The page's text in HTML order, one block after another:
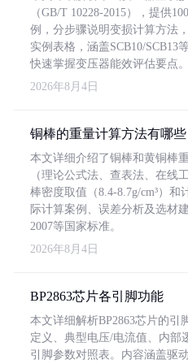
（GB/T 10228-2015），提供
例，分步骤说明变损计算方法
实例表格，涵盖SCB10/SCB13
快速掌握变压器能效评估要点。
2026年8月4日
铜棒的重量计算方法有哪些
本文详细介绍了铜棒和黄铜棒
（理论公式法、查表法、在线
棒密度取值（8.4-8.7g/cm³）
际计算案例、误差分析及选材
2007等国家标准。
2026年8月4日
BP2863芯片各引脚功能
本文详细解析BP2863芯片的引
定义、典型电压/电流值、内部
引脚参数对照表。内容涵盖驱